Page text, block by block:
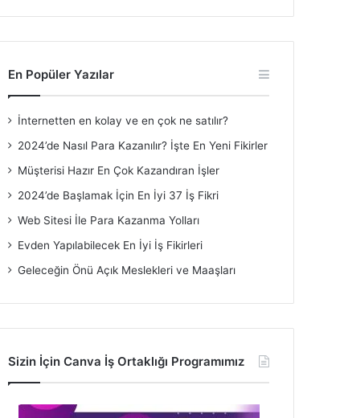
En Popüler Yazılar
İnternetten en kolay ve en çok ne satılır?
2024’de Nasıl Para Kazanılır? İşte En Yeni Fikirler
Müşterisi Hazır En Çok Kazandıran İşler
2024’de Başlamak İçin En İyi 37 İş Fikri
Web Sitesi İle Para Kazanma Yolları
Evden Yapılabilecek En İyi İş Fikirleri
Geleceğin Önü Açık Meslekleri ve Maaşları
Sizin İçin Canva İş Ortaklığı Programımız